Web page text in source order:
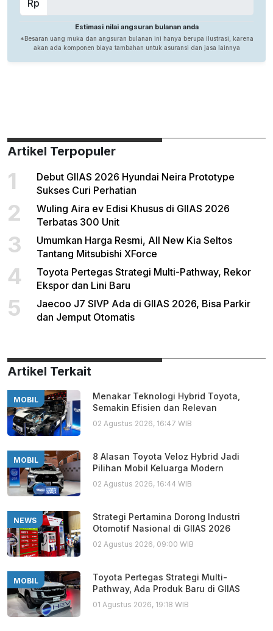
Artikel Terpopuler
1
Debut GIIAS 2026 Hyundai Neira Prototype
Sukses Curi Perhatian
2
Wuling Aira ev Edisi Khusus di GIIAS 2026
Terbatas 300 Unit
3
Umumkan Harga Resmi, All New Kia Seltos
Tantang Mitsubishi XForce
4
Toyota Pertegas Strategi Multi-Pathway, Rekor
Ekspor dan Lini Baru
5
Jaecoo J7 SIVP Ada di GIIAS 2026, Bisa Parkir
dan Jemput Otomatis
Artikel Terkait
MOBIL
Menakar Teknologi Hybrid Toyota,
Semakin Efisien dan Relevan
02 Agustus 2026, 16:47 WIB
MOBIL
8 Alasan Toyota Veloz Hybrid Jadi
Pilihan Mobil Keluarga Modern
02 Agustus 2026, 16:44 WIB
NEWS
Strategi Pertamina Dorong Industri
Otomotif Nasional di GIIAS 2026
02 Agustus 2026, 09:00 WIB
MOBIL
Toyota Pertegas Strategi Multi-
Pathway, Ada Produk Baru di GIIAS
01 Agustus 2026, 19:18 WIB